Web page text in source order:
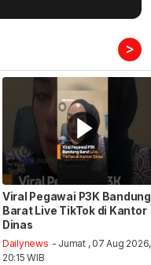
>
Viral Pegawai P3K Bandung
Barat Live TikTok di Kantor
Dinas
Dailynews - Jumat , 07 Aug 2026,
20:15 WIB